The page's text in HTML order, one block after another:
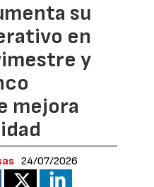
su
en
y
mejora
24/07/2026